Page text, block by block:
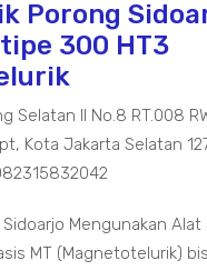
Porong
300 HT3
Selatan II No.8 RT.008
Kota Jakarta Selatan
Mengunakan Alat
MT (Magnetotelurik)